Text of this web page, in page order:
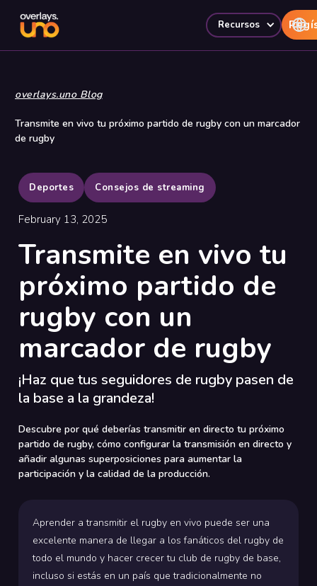
Recursos
overlays.uno Blog
Transmite en vivo tu próximo partido de rugby con un marcador
de rugby
Deportes Consejos de streaming
February 13, 2025
Transmite en vivo tu
próximo partido de
rugby con un
marcador de rugby
¡Haz que tus seguidores de rugby pasen de
la base a la grandeza!
Descubre por qué deberías transmitir en directo tu próximo
partido de rugby, cómo configurar la transmisión en directo y
añadir algunas superposiciones para aumentar la
participación y la calidad de la producción.
Aprender a transmitir el rugby en vivo puede ser una
excelente manera de llegar a los fanáticos del rugby de
todo el mundo y hacer crecer tu club de rugby de base,
incluso si estás en un país que tradicionalmente no